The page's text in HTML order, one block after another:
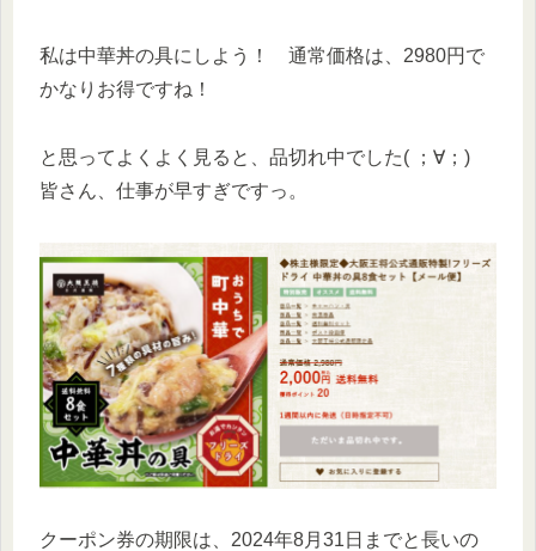
私は中華丼の具にしよう！ 通常価格は、2980円で
かなりお得ですね！
と思ってよくよく見ると、品切れ中でした( ；∀；)
皆さん、仕事が早すぎですっ。
クーポン券の期限は、2024年8月31日までと長いの